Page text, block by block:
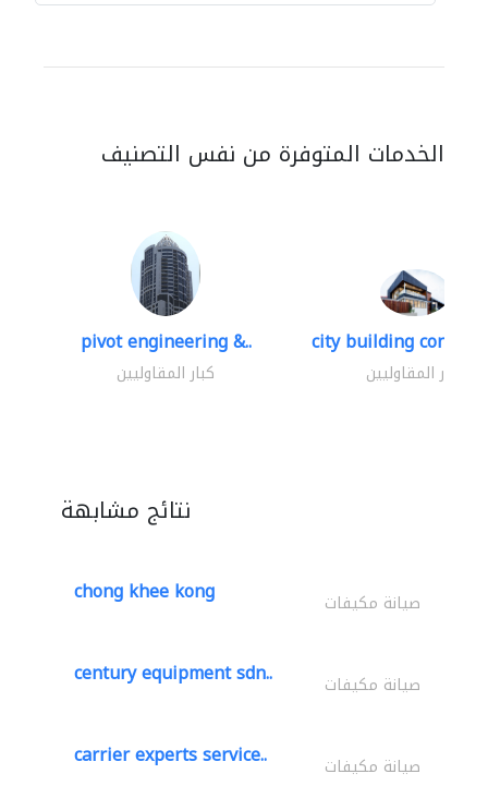
الخدمات المتوفرة من نفس التصنيف
pivot engineering &..
كبار المقاوليين
city building
كبار المقاوليين
نتائج مشابهة
chong khee kong صيانة مكيفات
century equipment sdn.. صيانة مكيفات
carrier experts service.. صيانة مكيفات